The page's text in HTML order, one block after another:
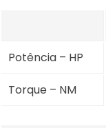
Potência – HP
Torque – NM